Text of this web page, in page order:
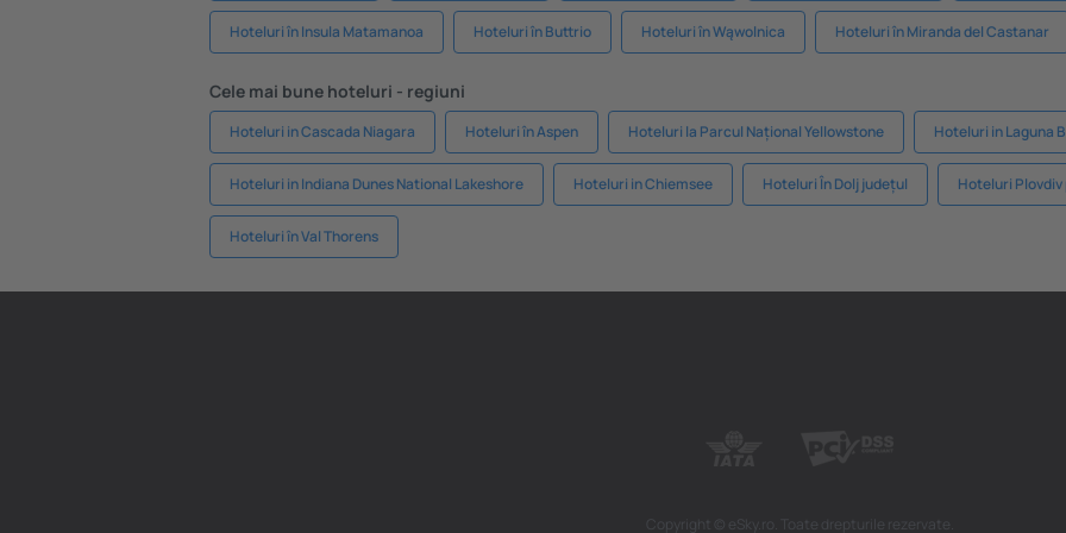
Hoteluri în Insula Matamanoa Hoteluri în Buttrio Hoteluri în Wąwolnica Hoteluri în Miranda del Castanar
Cele mai bune hoteluri - regiuni
Hoteluri in Cascada Niagara Hoteluri în Aspen Hoteluri la Parcul Național Yellowstone Hoteluri in Laguna
Hoteluri in Indiana Dunes National Lakeshore Hoteluri in Chiemsee Hoteluri În Dolj județul Hoteluri
Hoteluri în Val Thorens
Copyright © eSky.ro. Toate drepturile rezervate.